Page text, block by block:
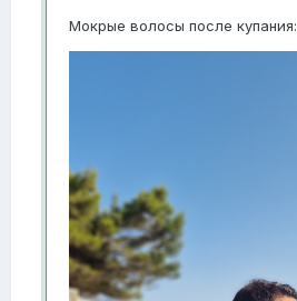
Мокрые волосы после купания: